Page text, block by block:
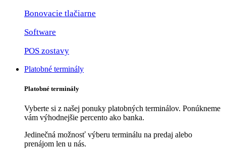
Bonovacie tlačiarne
Software
POS zostavy
Platobné terminály
Platobné terminály
Vyberte si z našej ponuky platobných terminálov. Ponúkneme
vám výhodnejšie percento ako banka.
Jedinečná možnosť výberu terminálu na predaj alebo
prenájom len u nás.